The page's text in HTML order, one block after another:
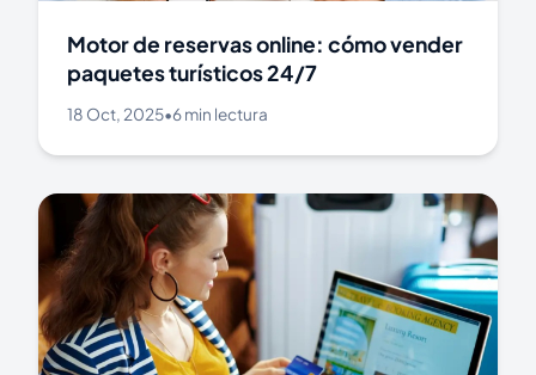
Motor de reservas online: cómo vender
paquetes turísticos 24/7
18 Oct, 2025•6 min lectura